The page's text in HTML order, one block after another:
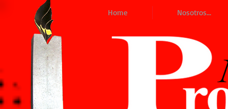
Home Nosotros...